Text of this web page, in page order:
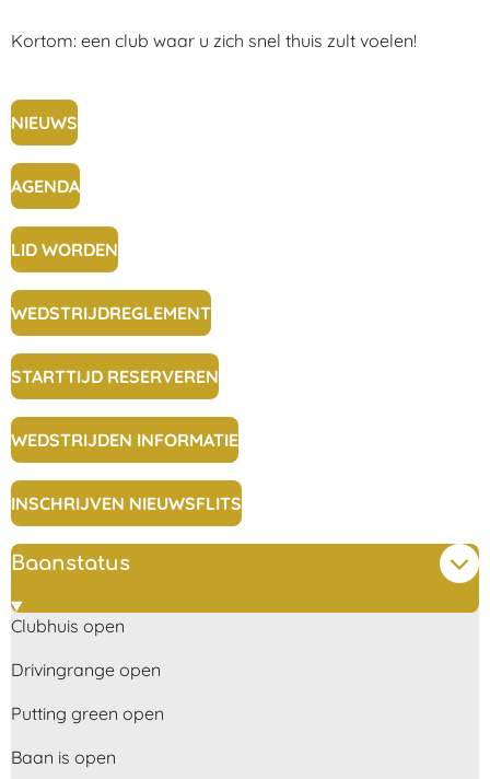
Kortom: een club waar u zich snel thuis zult voelen!
NIEUWS
AGENDA
LID WORDEN
WEDSTRIJDREGLEMENT
STARTTIJD RESERVEREN
WEDSTRIJDEN INFORMATIE
INSCHRIJVEN NIEUWSFLITS
Baanstatus
Clubhuis open
Drivingrange open
Putting green open
Baan is open